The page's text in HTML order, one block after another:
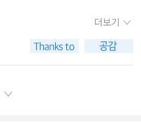
해나가는 할머니를 만날 수
다며 손자 봐주는 것을 꺼려
아이돌 스타에게 열광하면서
만 할머니는 조금씩 소외되
서 돌리니 읽은 이들의 반
나쁠 수는 없다고.그랬다. 그
약냄새가 싫었고 거칠고 쭈
더보기